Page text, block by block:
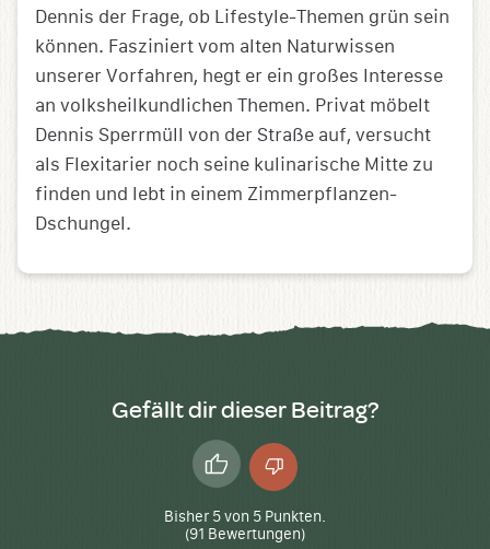
Dennis der Frage, ob Lifestyle-Themen grün sein
können. Fasziniert vom alten Naturwissen
unserer Vorfahren, hegt er ein großes Interesse
an volksheilkundlichen Themen. Privat möbelt
Dennis Sperrmüll von der Straße auf, versucht
als Flexitarier noch seine kulinarische Mitte zu
finden und lebt in einem Zimmerpflanzen-
Dschungel.
Gefällt dir dieser Beitrag?
Daumen
hoch
Daumen
runter
Bisher 5von 5 Punkten.
(91 Bewertungen)